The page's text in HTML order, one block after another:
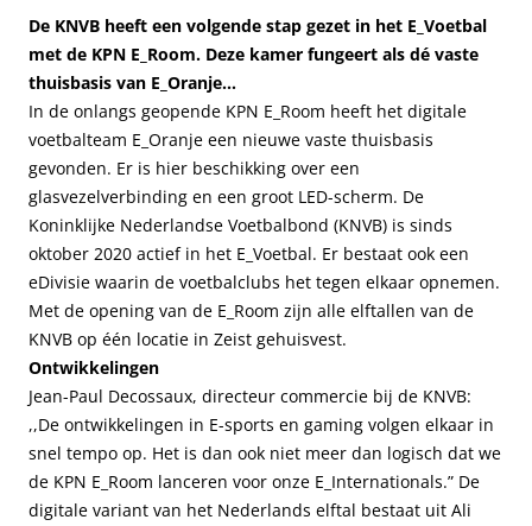
De KNVB heeft een volgende stap gezet in het E_Voetbal
met de KPN E_Room. Deze kamer fungeert als dé vaste
thuisbasis van E_Oranje…
In de onlangs geopende KPN E_Room heeft het digitale
voetbalteam E_Oranje een nieuwe vaste thuisbasis
gevonden. Er is hier beschikking over een
glasvezelverbinding en een groot LED-scherm. De
Koninklijke Nederlandse Voetbalbond (KNVB) is sinds
oktober 2020 actief in het E_Voetbal. Er bestaat ook een
eDivisie waarin de voetbalclubs het tegen elkaar opnemen.
Met de opening van de E_Room zijn alle elftallen van de
KNVB op één locatie in Zeist gehuisvest.
Ontwikkelingen
Jean-Paul Decossaux, directeur commercie bij de KNVB:
,,De ontwikkelingen in E-sports en gaming volgen elkaar in
snel tempo op. Het is dan ook niet meer dan logisch dat we
de KPN E_Room lanceren voor onze E_Internationals.” De
digitale variant van het Nederlands elftal bestaat uit Ali